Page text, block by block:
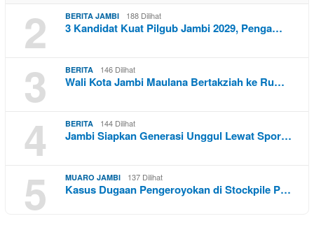
2 BERITA JAMBI 188 Dilihat
3 Kandidat Kuat Pilgub Jambi 2029, Penga…
3 BERITA 146 Dilihat
Wali Kota Jambi Maulana Bertakziah ke Ru…
4 BERITA 144 Dilihat
Jambi Siapkan Generasi Unggul Lewat Spor…
5 MUARO JAMBI 137 Dilihat
Kasus Dugaan Pengeroyokan di Stockpile P…